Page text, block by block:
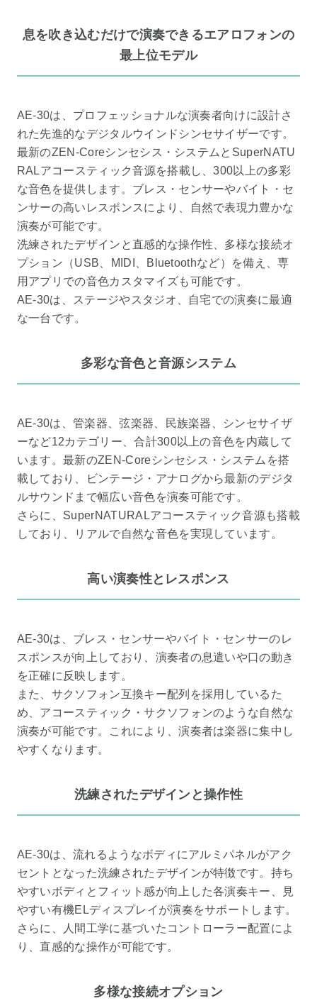
息を吹き込むだけで演奏できるエアロフォンの
最上位モデル
AE-30は、プロフェッショナルな演奏者向けに設計さ
れた先進的なデジタルウインドシンセサイザーです。
最新のZEN-Coreシンセシス・システムとSuperNATU
RALアコースティック音源を搭載し、300以上の多彩
な音色を提供します。ブレス・センサーやバイト・セ
ンサーの高いレスポンスにより、自然で表現力豊かな
演奏が可能です。
洗練されたデザインと直感的な操作性、多様な接続オ
プション（USB、MIDI、Bluetoothなど）を備え、専
用アプリでの音色カスタマイズも可能です。
AE-30は、ステージやスタジオ、自宅での演奏に最適
な一台です。
多彩な音色と音源システム
AE-30は、管楽器、弦楽器、民族楽器、シンセサイザ
ーなど12カテゴリー、合計300以上の音色を内蔵して
います。最新のZEN-Coreシンセシス・システムを搭
載しており、ビンテージ・アナログから最新のデジタ
ルサウンドまで幅広い音色を演奏可能です。
さらに、SuperNATURALアコースティック音源も搭載
しており、リアルで自然な音色を実現しています。
高い演奏性とレスポンス
AE-30は、ブレス・センサーやバイト・センサーのレ
スポンスが向上しており、演奏者の息遣いや口の動き
を正確に反映します。
また、サクソフォン互換キー配列を採用しているた
め、アコースティック・サクソフォンのような自然な
演奏が可能です。これにより、演奏者は楽器に集中し
やすくなります。
洗練されたデザインと操作性
AE-30は、流れるようなボディにアルミパネルがアク
セントとなった洗練されたデザインが特徴です。持ち
やすいボディとフィット感が向上した各演奏キー、見
やすい有機ELディスプレイが演奏をサポートします。
さらに、人間工学に基づいたコントローラー配置によ
り、直感的な操作が可能です。
多様な接続オプション